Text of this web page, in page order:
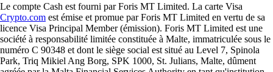
Le compte Cash est fourni par Foris MT Limited. La carte Visa
Crypto.com est émise et promue par Foris MT Limited en vertu de sa
licence Visa Principal Member (émission). Foris MT Limited est une
société à responsabilité limitée constituée à Malte, immatriculée sous le
numéro C 90348 et dont le siège social est situé au Level 7, Spinola
Park, Triq Mikiel Ang Borg, SPK 1000, St. Julians, Malte, dûment